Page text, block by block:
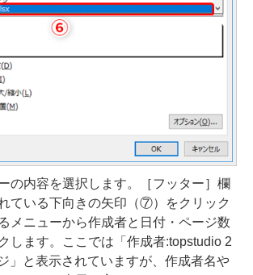
の内容を選択します。［フッター］欄
ている下向きの矢印（⑦）をクリック
メニューから作成者と日付・ページ数
します。ここでは「作成者:topstudio 2
」と表示されていますが、作成者名や